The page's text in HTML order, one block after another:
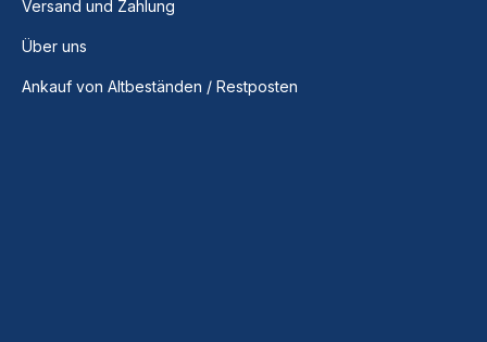
Versand und Zahlung
Über uns
Ankauf von Altbeständen / Restposten